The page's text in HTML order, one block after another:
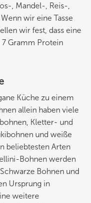
, Mandel-, Reis-,
wir eine Tasse
wir fest, dass eine
7 Gramm Protein
Küche zu einem
allein haben viele
Kletter- und
und weiße
beliebtesten Arten
Bohnen werden
Bohnen und
Ursprung in
weitere